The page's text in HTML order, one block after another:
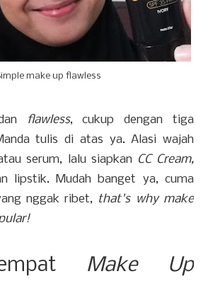
make up flawless
flawless, cukup dengan tiga
tulis di atas ya. Alasi wajah
serum, lalu siapkan CC Cream,
lipstik. Mudah banget ya, cuma
nggak ribet, that's why make
Make Up